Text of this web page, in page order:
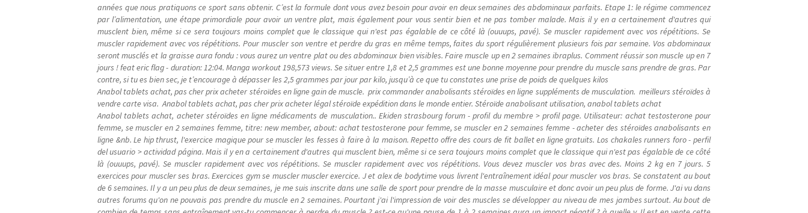
années que nous pratiquons ce sport sans obtenir. C’est la formule dont vous avez besoin pour avoir en deux semaines des abdominaux parfaits. Etape 1: le régime commencez
par l’alimentation, une étape primordiale pour avoir un ventre plat, mais également pour vous sentir bien et ne pas tomber malade. Mais il y en a certainement d'autres qui
musclent bien, même si ce sera toujours moins complet que le classique qui n'est pas égalable de ce côté là (ouuups, pavé). Se muscler rapidement avec vos répétitions. Se
muscler rapidement avec vos répétitions. Pour muscler son ventre et perdre du gras en même temps, faites du sport régulièrement plusieurs fois par semaine. Vos abdominaux
seront musclés et la graisse aura fondu : vous aurez un ventre plat ou des abdominaux bien visibles. Faire muscle up en 2 semaines ibraplus. Comment réussir son muscle up en 7
jours ! feat eric flag - duration: 12:04. Manga workout 198,573 views. Se situer entre 1,8 et 2,5 grammes est une bonne moyenne pour prendre du muscle sans prendre de gras. Par
contre, si tu es bien sec, je t’encourage à dépasser les 2,5 grammes par jour par kilo, jusqu’à ce que tu constates une prise de poids de quelques kilos
Anabol tablets achat, pas cher prix acheter stéroïdes en ligne gain de muscle. prix commander anabolisants stéroïdes en ligne suppléments de musculation. meilleurs stéroïdes à
vendre carte visa. Anabol tablets achat, pas cher prix acheter légal stéroïde expédition dans le monde entier. Stéroïde anabolisant utilisation, anabol tablets achat
Anabol tablets achat, acheter stéroïdes en ligne médicaments de musculation.. Ekiden strasbourg forum - profil du membre > profil page. Utilisateur: achat testosterone pour
femme, se muscler en 2 semaines femme, titre: new member, about: achat testosterone pour femme, se muscler en 2 semaines femme - acheter des stéroïdes anabolisants en
ligne &nb. Le hip thrust, l'exercice magique pour se muscler les fesses à faire à la maison. Repetto offre des cours de fit ballet en ligne gratuits. Los chakales runners foro - perfil
del usuario > actividad página. Mais il y en a certainement d'autres qui musclent bien, même si ce sera toujours moins complet que le classique qui n'est pas égalable de ce côté
là (ouuups, pavé). Se muscler rapidement avec vos répétitions. Se muscler rapidement avec vos répétitions. Vous devez muscler vos bras avec des. Moins 2 kg en 7 jours. 5
exercices pour muscler ses bras. Exercices gym se muscler muscler exercice. J et alex de bodytime vous livrent l'entraînement idéal pour muscler vos bras. Se constatent au bout
de 6 semaines. Il y a un peu plus de deux semaines, je me suis inscrite dans une salle de sport pour prendre de la masse musculaire et donc avoir un peu plus de forme. J'ai vu dans
autres forums qu'on ne pouvais pas prendre du muscle en 2 semaines. Pourtant j'ai l'impression de voir des muscles se développer au niveau de mes jambes surtout. Au bout de